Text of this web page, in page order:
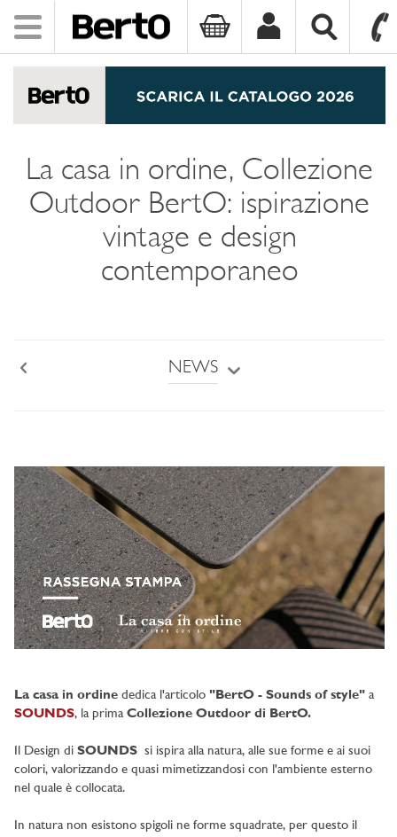
Toggle
navigation
La casa in ordine, Collezione
Outdoor BertO: ispirazione
vintage e design
contemporaneo
NEWS
La casa in ordine dedica l'articolo "BertO - Sounds of style" a
SOUNDS, la prima Collezione Outdoor di BertO.
Il Design di SOUNDS si ispira alla natura, alle sue forme e ai suoi
colori, valorizzando e quasi mimetizzandosi con l'ambiente esterno
nel quale è collocata.
In natura non esistono spigoli ne forme squadrate, per questo il